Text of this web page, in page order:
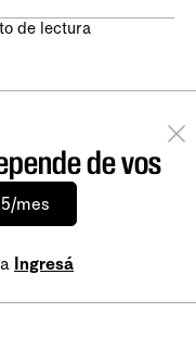
de lectura
de vos
mes
Ingresá